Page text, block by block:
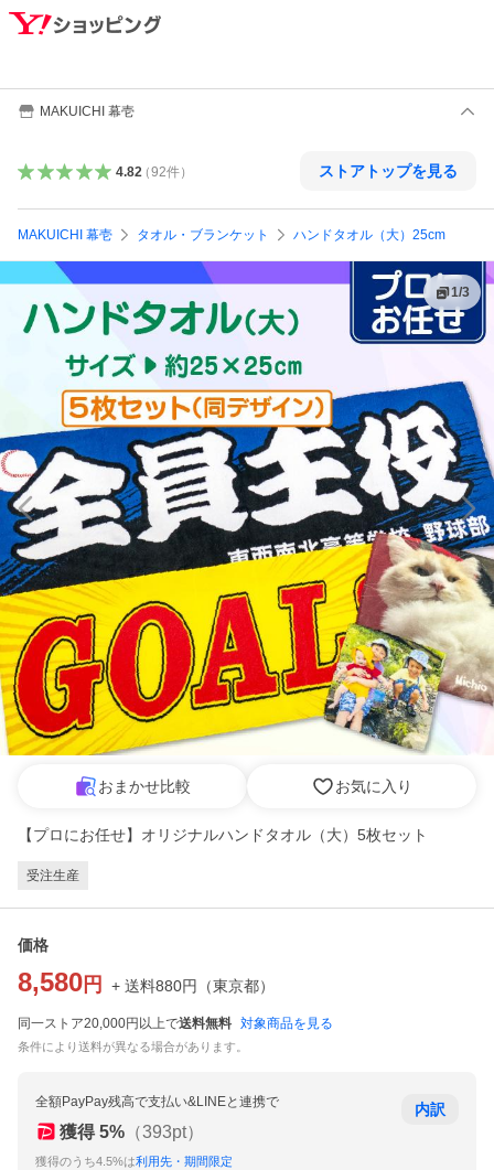
MAKUICHI 幕壱
4.82（92件） ストアトップを見る
MAKUICHI 幕壱 タオル・ブランケット ハンドタオル（大）25cm
1/3
おまかせ比較 お気に入り
【プロにお任せ】オリジナルハンドタオル（大）5枚セット
受注生産
価格
8,580 円 + 送料880円 （東京都）
同一ストア20,000円以上で送料無料 対象商品を見る
条件により送料が異なる場合があります。
全額PayPay残高で支払い&LINEと連携で
獲得 5% （393pt）
獲得のうち4.5%は利用先・期間限定
内訳